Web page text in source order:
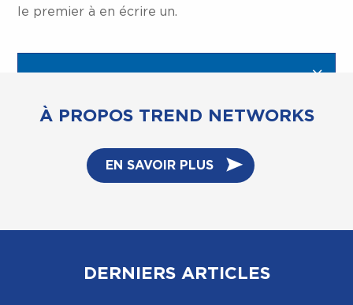
le premier à en écrire un.
À PROPOS TREND NETWORKS
EN SAVOIR PLUS
DERNIERS ARTICLES